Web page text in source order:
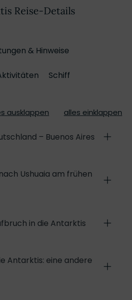
Reise-Details
& Hinweise
Schiff
ausklappen alles einklappen
– Buenos Aires
Ushuaia am frühen
in die Antarktis
Antarktis: eine andere